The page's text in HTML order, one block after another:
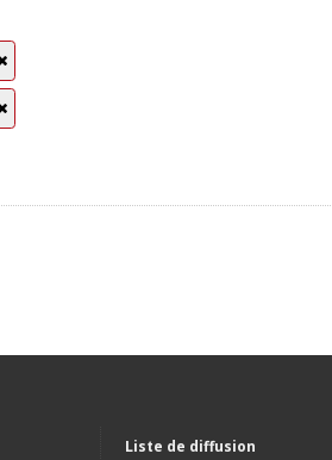
Liste de diffusion